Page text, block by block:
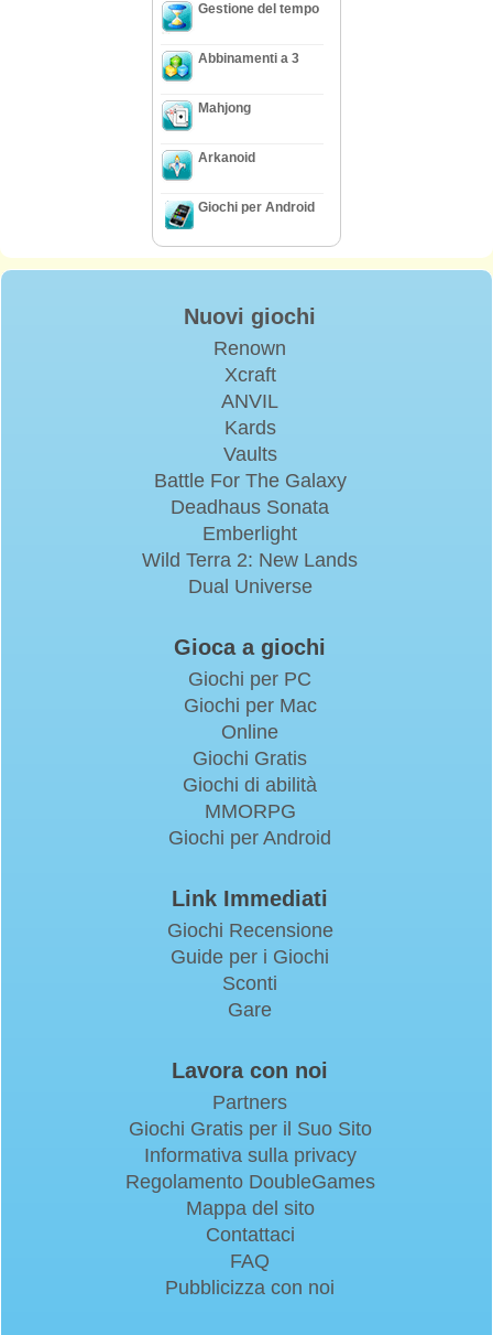
Gestione del tempo
Abbinamenti a 3
Mahjong
Arkanoid
Giochi per Android
Nuovi giochi
Renown
Xcraft
ANVIL
Kards
Vaults
Battle For The Galaxy
Deadhaus Sonata
Emberlight
Wild Terra 2: New Lands
Dual Universe
Gioca a giochi
Giochi per PC
Giochi per Mac
Online
Giochi Gratis
Giochi di abilità
MMORPG
Giochi per Android
Link Immediati
Giochi Recensione
Guide per i Giochi
Sconti
Gare
Lavora con noi
Partners
Giochi Gratis per il Suo Sito
Informativa sulla privacy
Regolamento DoubleGames
Mappa del sito
Contattaci
FAQ
Pubblicizza con noi